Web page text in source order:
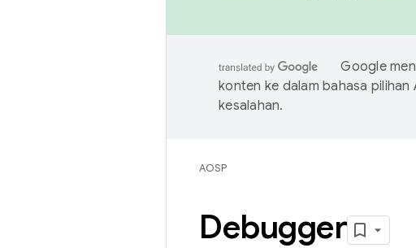
Google
konten ke dalam bahasa pilihan
kesalahan.
AOSP
Debugger